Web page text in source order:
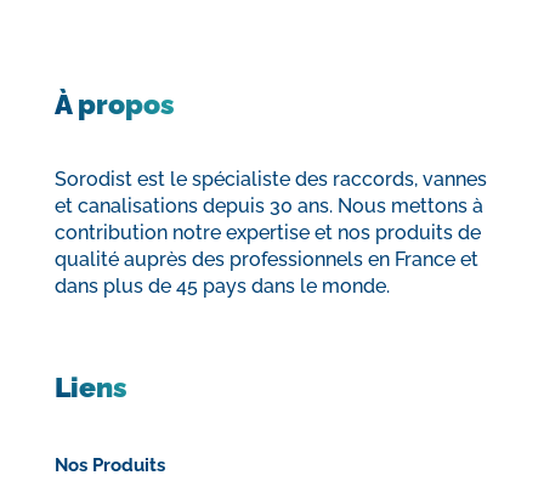
À propos
Sorodist est le spécialiste des raccords, vannes
et canalisations depuis 30 ans. Nous mettons à
contribution notre expertise et nos produits de
qualité auprès des professionnels en France et
dans plus de 45 pays dans le monde.
Liens
Nos Produits